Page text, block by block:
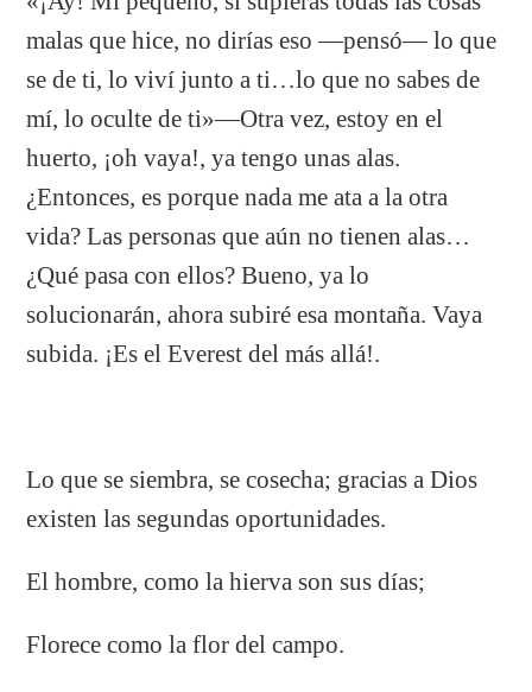
malas que hice, no dirías eso —pensó— lo que
se de ti, lo viví junto a ti…lo que no sabes de
mí, lo oculte de ti»—Otra vez, estoy en el
huerto, ¡oh vaya!, ya tengo unas alas.
¿Entonces, es porque nada me ata a la otra
vida? Las personas que aún no tienen alas…
¿Qué pasa con ellos? Bueno, ya lo
solucionarán, ahora subiré esa montaña. Vaya
subida. ¡Es el Everest del más allá!.
Lo que se siembra, se cosecha; gracias a Dios
existen las segundas oportunidades.
El hombre, como la hierva son sus días;
Florece como la flor del campo.